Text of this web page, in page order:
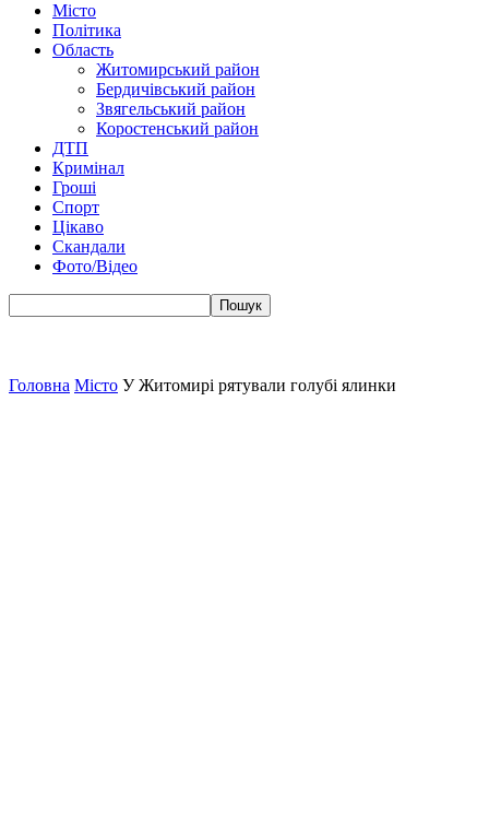
Місто
Політика
Область
Житомирський район
Бердичівський район
Звягельський район
Коростенський район
ДТП
Кримінал
Гроші
Спорт
Цікаво
Скандали
Фото/Відео
Головна Місто У Житомирі рятували голубі ялинки